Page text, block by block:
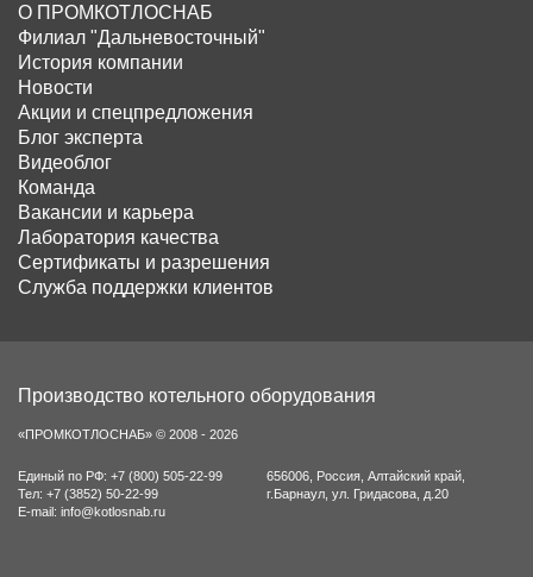
О ПРОМКОТЛОСНАБ
Филиал "Дальневосточный"
История компании
Новости
Акции и спецпредложения
Блог эксперта
Видеоблог
Команда
Вакансии и карьера
Лаборатория качества
Сертификаты и разрешения
Служба поддержки клиентов
Производство котельного оборудования
«ПРОМКОТЛОСНАБ» © 2008 - 2026
Единый по РФ: +7 (800) 505-22-99
Тел: +7 (3852) 50-22-99
E-mail: info@kotlosnab.ru
656006 Россия Алтайский край
г.Барнаул ул. Гридасова, д.20